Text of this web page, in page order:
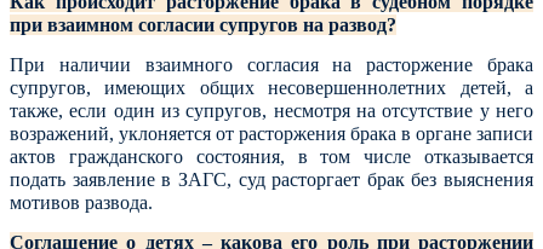
при взаимном согласии супругов на развод?
При наличии взаимного согласия на расторжение брака
супругов, имеющих общих несовершеннолетних детей, а
также, если один из супругов, несмотря на отсутствие у него
возражений, уклоняется от расторжения брака в органе записи
актов гражданского состояния, в том числе отказывается
подать заявление в ЗАГС, суд расторгает брак без выяснения
мотивов развода.
Соглашение о детях – какова его роль при расторжении